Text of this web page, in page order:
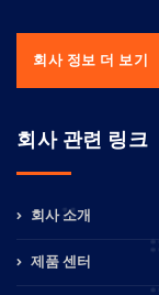
회사 정보 더 보기
회사 관련 링크
회사 소개
제품 센터